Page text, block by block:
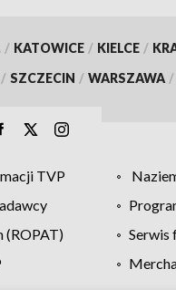
/ KATOWICE / KIELCE /
/ SZCZECIN / WARSZAWA /
TVP
(ROPAT)